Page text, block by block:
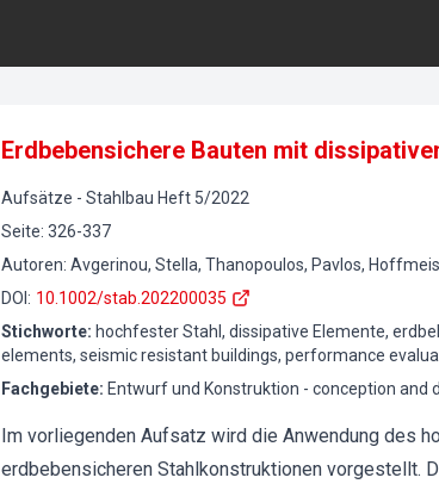
Erdbebensichere Bauten mit
Aufsätze - Stahlbau Heft 5/2022
Seite: 326-337
Autoren: Avgerinou, Stella, Thanopoulos, Pavlos,
DOI : 10.1002/stab.202200035
Stichworte: hochfester Stahl, dissipative Elemente,
elements, seismic resistant buildings, performance
Fachgebiete: Entwurf und Konstruktion - conception and
Im vorliegenden Aufsatz wird die Anwendung des
erdbebensicheren Stahlkonstruktionen vorgestellt.